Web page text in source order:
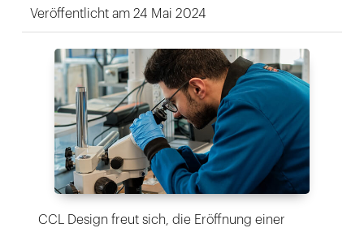
Veröffentlicht am 24 Mai 2024
CCL Design freut sich, die Eröffnung einer